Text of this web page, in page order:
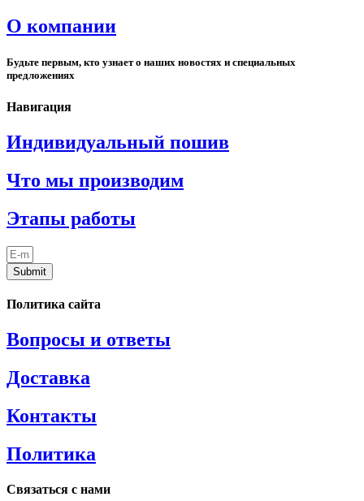
О компании
Будьте первым, кто узнает о наших новостях и специальных
предложениях
Навигация
Индивидуальный пошив
Что мы производим
Этапы работы
Submit
Политика сайта
Вопросы и ответы
Доставка
Контакты
Политика
Связаться с нами